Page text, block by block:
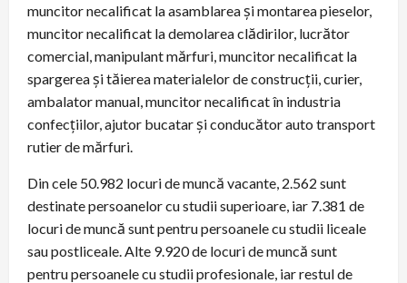
muncitor necalificat la asamblarea și montarea pieselor,
muncitor necalificat la demolarea clădirilor, lucrător
comercial, manipulant mărfuri, muncitor necalificat la
spargerea şi tăierea materialelor de construcţii, curier,
ambalator manual, muncitor necalificat în industria
confecţiilor, ajutor bucatar şi conducător auto transport
rutier de mărfuri.
Din cele 50.982 locuri de muncă vacante, 2.562 sunt
destinate persoanelor cu studii superioare, iar 7.381 de
locuri de muncă sunt pentru persoanele cu studii liceale
sau postliceale. Alte 9.920 de locuri de muncă sunt
pentru persoanele cu studii profesionale, iar restul de